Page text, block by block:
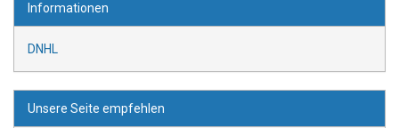
Informationen
DNHL
Unsere Seite empfehlen